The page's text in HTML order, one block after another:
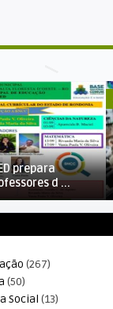
prepara
d ...
(267)
(50)
Social (13)